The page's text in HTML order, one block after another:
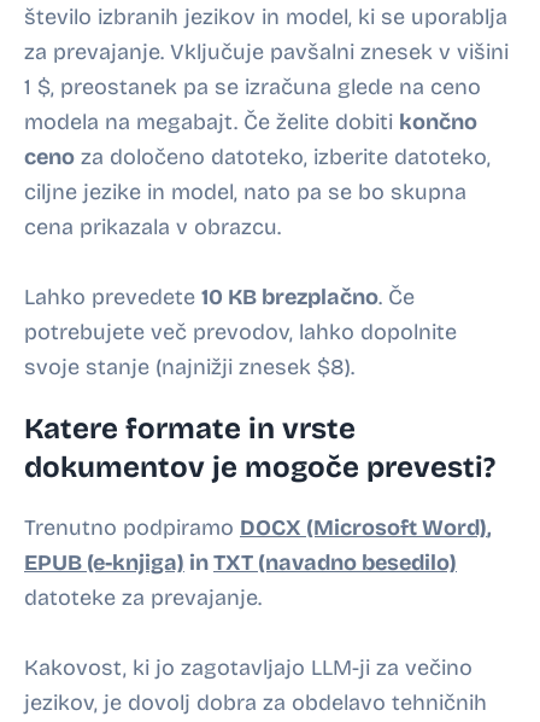
število izbranih jezikov in model, ki se uporablja
za prevajanje. Vključuje pavšalni znesek v višini
1 $, preostanek pa se izračuna glede na ceno
modela na megabajt. Če želite dobiti končno
ceno za določeno datoteko, izberite datoteko,
ciljne jezike in model, nato pa se bo skupna
cena prikazala v obrazcu.
Lahko prevedete 10 KB brezplačno. Če
potrebujete več prevodov, lahko dopolnite
svoje stanje (najnižji znesek $8).
Katere formate in vrste
dokumentov je mogoče prevesti?
Trenutno podpiramo DOCX (Microsoft Word),
EPUB (e-knjiga) inTXT (navadno besedilo)
datoteke za prevajanje.
Kakovost, ki jo zagotavljajo LLM-ji za večino
jezikov, je dovolj dobra za obdelavo tehničnih